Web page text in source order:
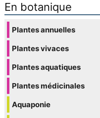
En botanique
Plantes annuelles
Plantes vivaces
Plantes aquatiques
Plantes médicinales
Aquaponie